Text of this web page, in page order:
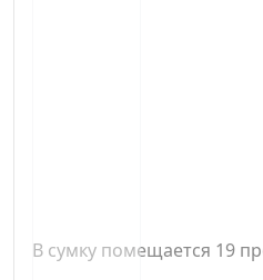
В сумку помещается 19